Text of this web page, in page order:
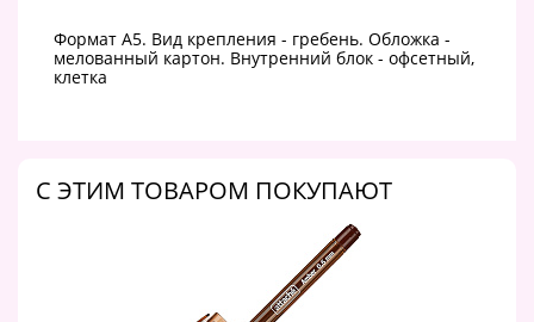
Формат А5. Вид крепления - гребень. Обложка -
мелованный картон. Внутренний блок - офсетный,
клетка
C ЭТИМ ТОВАРОМ ПОКУПАЮТ